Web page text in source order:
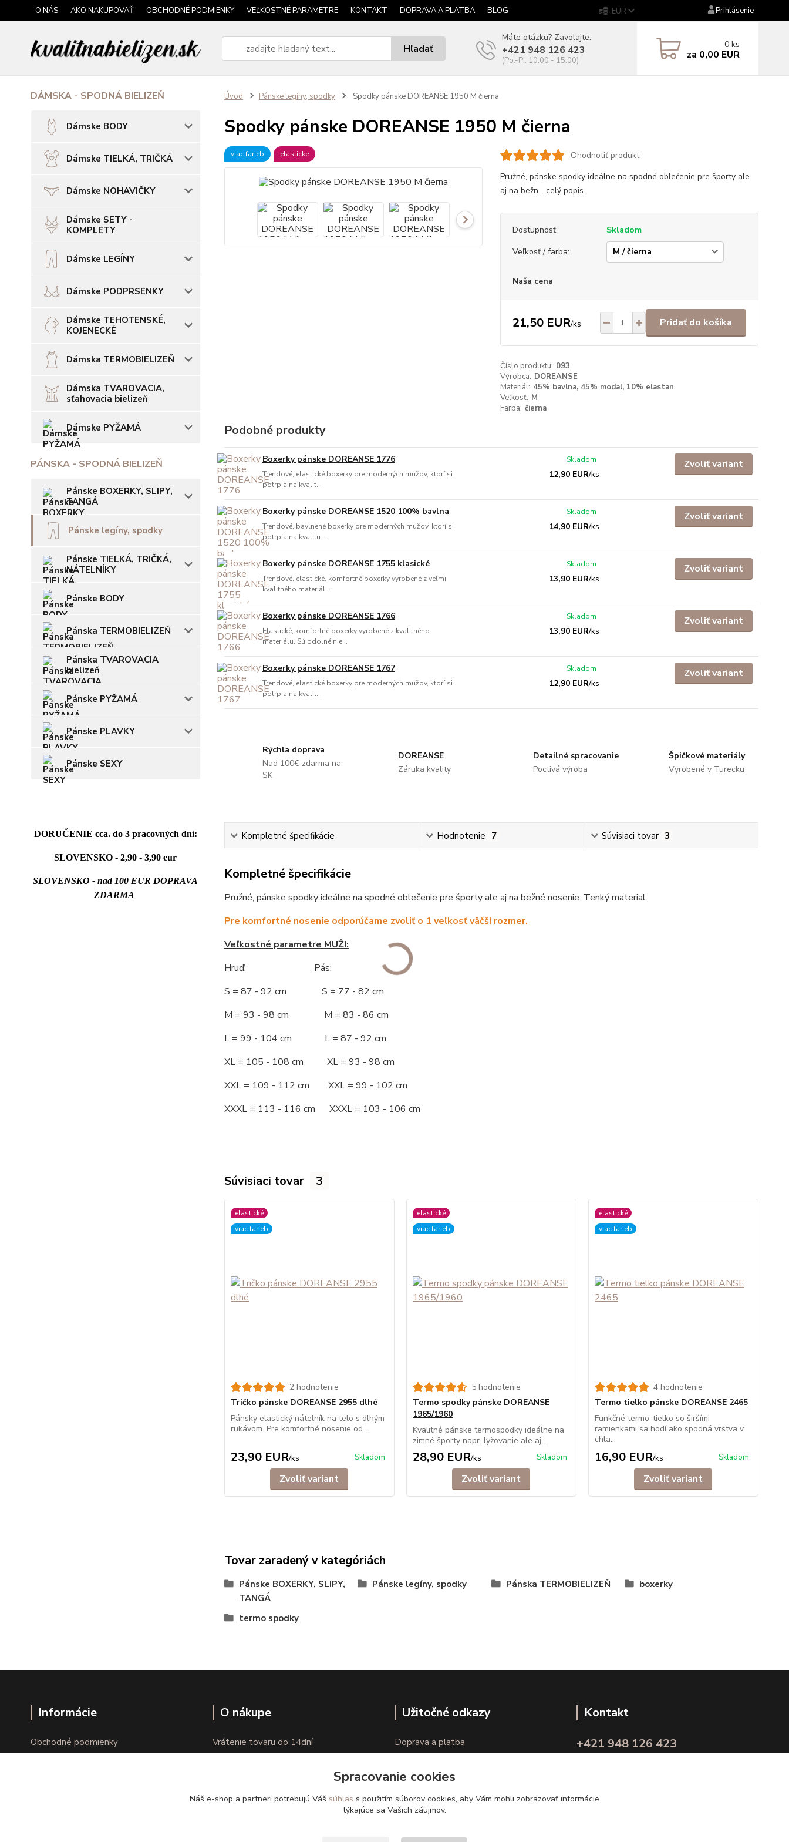
O NÁS AKO NAKUPOVAŤ OBCHODNÉ PODMIENKY VEĽKOSTNÉ PARAMETRE KONTAKT DOPRAVA A PLATBA BLOG EUR Prihlásenie
Hľadať
Máte otázku? Zavolajte.
+421 948 126 423
(Po.-Pi. 10.00 - 15.00)
0 ks
za 0,00 EUR
DÁMSKA - SPODNÁ BIELIZEŇ
Dámske BODY
Dámske TIELKÁ, TRIČKÁ
Dámske NOHAVIČKY
Dámske SETY -
KOMPLETY
Dámske LEGÍNY
Dámske PODPRSENKY
Dámske TEHOTENSKÉ,
KOJENECKÉ
Dámska TERMOBIELIZEŇ
Dámska TVAROVACIA,
sťahovacia bielizeň
Dámske PYŽAMÁ
PÁNSKA - SPODNÁ BIELIZEŇ
Pánske BOXERKY, SLIPY,
TANGÁ
Pánske legíny, spodky
Pánske TIELKÁ, TRIČKÁ,
NÁTELNÍKY
Pánske BODY
Pánska TERMOBIELIZEŇ
Pánska TVAROVACIA
bielizeň
Pánske PYŽAMÁ
Pánske PLAVKY
Pánske SEXY
DORUČENIE cca. do 3 pracovných dní:
SLOVENSKO - 2,90 - 3,90 eur
SLOVENSKO - nad 100 EUR DOPRAVA
ZDARMA
Úvod Pánske legíny, spodky Spodky pánske DOREANSE 1950 M čierna
Spodky pánske DOREANSE 1950 M čierna
viac farieb elastické
Ohodnotiť produkt
Pružné, pánske spodky ideálne na spodné oblečenie pre športy ale
aj na bežn... celý popis
Dostupnosť:
Skladom
Veľkosť / farba:
Naša cena
21,50 EUR/ks Pridať do košíka
Číslo produktu: 093
Výrobca: DOREANSE
Materiál: 45% bavlna, 45% modal, 10% elastan
Veľkosť: M
Farba: čierna
Podobné produkty
Boxerky pánske DOREANSE 1776
Trendové, elastické boxerky pre moderných mužov, ktorí si
potrpia na kvalit...
12,90 EUR/ks
Skladom Zvoliť variant
Boxerky pánske DOREANSE 1520 100% bavlna
Trendové, bavlnené boxerky pre moderných mužov, ktorí si
potrpia na kvalitu...
14,90 EUR/ks
Skladom Zvoliť variant
Boxerky pánske DOREANSE 1755 klasické
Trendové, elastické, komfortné boxerky vyrobené z veľmi
kvalitného materiál...
13,90 EUR/ks
Skladom Zvoliť variant
Boxerky pánske DOREANSE 1766
Elastické, komfortné boxerky vyrobené z kvalitného
materiálu. Sú odolné nie...
13,90 EUR/ks
Skladom Zvoliť variant
Boxerky pánske DOREANSE 1767
Trendové, elastické boxerky pre moderných mužov, ktorí si
potrpia na kvalit...
12,90 EUR/ks
Skladom Zvoliť variant
Rýchla doprava
Nad 100€ zdarma na
SK
DOREANSE
Záruka kvality
Detailné spracovanie
Poctivá výroba
Špičkové materiály
Vyrobené v Turecku
Kompletné špecifikácie Hodnotenie 7 Súvisiaci tovar 3
Kompletné špecifikácie
Pružné, pánske spodky ideálne na spodné oblečenie pre športy ale aj na bežné nosenie. Tenký material.
Pre komfortné nosenie odporúčame zvoliť o 1 veľkosť väčší rozmer.
Veľkostné parametre MUŽI:
Hruď:
Pás:
S = 87 - 92 cm S = 77 - 82 cm
M = 93 - 98 cm M = 83 - 86 cm
L = 99 - 104 cm L = 87 - 92 cm
XL = 105 - 108 cm XL = 93 - 98 cm
XXL = 109 - 112 cm XXL = 99 - 102 cm
XXXL = 113 - 116 cm XXXL = 103 - 106 cm
Súvisiaci tovar 3
elastické
viac farieb
2 hodnotenie
Tričko pánske DOREANSE 2955 dlhé
Pánsky elastický nátelník na telo s dlhým
rukávom. Pre komfortné nosenie od...
23,90 EUR/ks Skladom
Zvoliť variant
elastické
viac farieb
5 hodnotenie
Termo spodky pánske DOREANSE
1965/1960
Kvalitné pánske termospodky ideálne na
zimné športy napr. lyžovanie ale aj ...
28,90 EUR/ks Skladom
Zvoliť variant
elastické
viac farieb
4 hodnotenie
Termo tielko pánske DOREANSE 2465
Funkčné termo-tielko so širšími
ramienkami sa hodí ako spodná vrstva v
chla...
16,90 EUR/ks Skladom
Zvoliť variant
Tovar zaradený v kategóriách
Pánske BOXERKY, SLIPY,
TANGÁ
Pánske legíny, spodky Pánska TERMOBIELIZEŇ boxerky
termo spodky
Informácie
Obchodné podmienky
O nákupe
Vrátenie tovaru do 14dní
Užitočné odkazy
Doprava a platba
Kontakt
+421 948 126 423
Spracovanie cookies
Náš e-shop a partneri potrebujú Váš súhlas s použitím súborov cookies, aby Vám mohli zobrazovať informácie
týkajúce sa Vašich záujmov.